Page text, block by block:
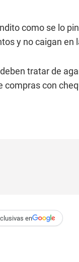
como se lo
y no caigan en
tratar de
con
en